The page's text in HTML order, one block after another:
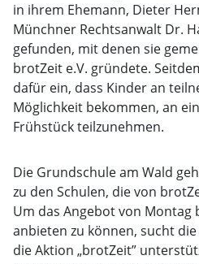
in ihrem Ehemann, Dieter
Münchner Rechtsanwalt Dr.
gefunden, mit denen sie
brotZeit e.V. gründete.
dafür ein, dass Kinder an
Möglichkeit bekommen, an
Frühstück teilzunehmen.
Die Grundschule am Wald
zu den Schulen, die von
Um das Angebot von Montag
anbieten zu können, sucht
die Aktion „brotZeit”